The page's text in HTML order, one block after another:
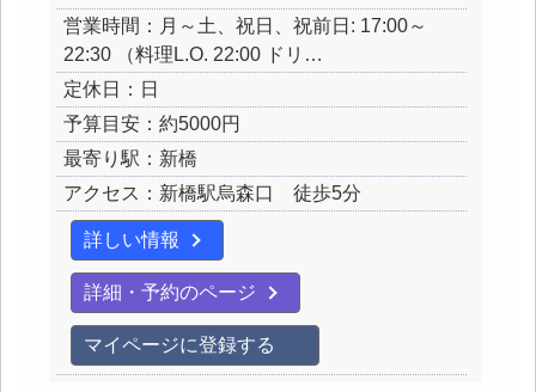
営業時間：月～土、祝日、祝前日: 17:00～
22:30 （料理L.O. 22:00 ドリ…
定休日：日
予算目安：約5000円
最寄り駅：新橋
アクセス：新橋駅烏森口 徒歩5分
詳しい情報
詳細・予約のページ
マイページに登録する